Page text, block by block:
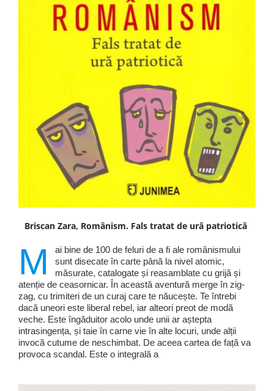
Briscan Zara, Românism. Fals tratat de ură patriotică
M
ai bine de 100 de feluri de a fi ale românismului
sunt disecate în carte până la nivel atomic,
măsurate, catalogate și reasamblate cu grijă și
atenție de ceasornicar. În această aventură merge în zig-
zag, cu trimiteri de un curaj care te năucește. Te întrebi
dacă uneori este liberal rebel, iar alteori preot de modă
veche. Este îngăduitor acolo unde unii ar aștepta
intrasingența, și taie în carne vie în alte locuri, unde alții
invocă cutume de neschimbat. De aceea cartea de față va
provoca scandal. Este o integrală a